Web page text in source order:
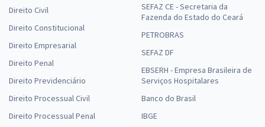
Direito Civil
Direito Constitucional
Direito Empresarial
Direito Penal
Direito Previdenciário
Direito Processual Civil
Direito Processual Penal
SEFAZ CE - Secretaria da
Fazenda do Estado do Ceará
PETROBRAS
SEFAZ DF
EBSERH - Empresa Brasileira de
Serviços Hospitalares
Banco do Brasil
IBGE